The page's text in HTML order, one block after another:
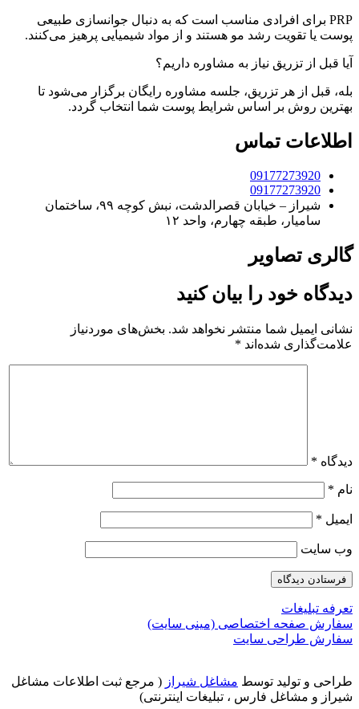
PRP برای افرادی مناسب است که به دنبال جوانسازی طبیعی
پوست یا تقویت رشد مو هستند و از مواد شیمیایی پرهیز می‌کنند.
آیا قبل از تزریق نیاز به مشاوره داریم؟
بله، قبل از هر تزریق، جلسه مشاوره رایگان برگزار می‌شود تا
بهترین روش بر اساس شرایط پوست شما انتخاب گردد.
اطلاعات تماس
09177273920
09177273920
شیراز – خیابان قصرالدشت، نبش کوچه ۹۹، ساختمان
سامیار، طبقه چهارم، واحد ۱۲
گالری تصاویر
دیدگاه خود را بیان کنید
نشانی ایمیل شما منتشر نخواهد شد. بخش‌های موردنیاز
علامت‌گذاری شده‌اند *
دیدگاه *
نام *
ایمیل *
وب‌ سایت
تعرفه تبلیغات
سفارش صفحه اختصاصی (مینی سایت)
سفارش طراحی سایت
طراحی و تولید توسط مشاغل شیراز ( مرجع ثبت اطلاعات مشاغل
شیراز و مشاغل فارس ، تبلیغات اینترنتی)